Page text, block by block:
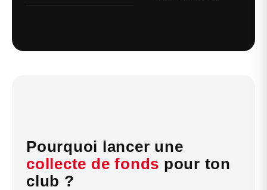
Pourquoi lancer une
collecte de fonds pour ton
club ?